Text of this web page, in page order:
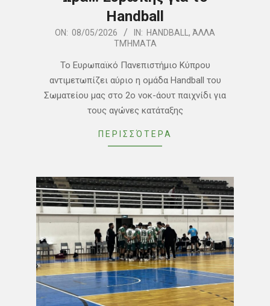
Handball
2026-ON: 08/05/2026 IN: HANDBALL, ΆΛΛΑ
ΤΜΉΜΑΤΑ
Το Ευρωπαϊκό Πανεπιστήμιο Κύπρου
αντιμετωπίζει αύριο η ομάδα Handball του
Σωματείου μας στο 2ο νοκ-άουτ παιχνίδι για
τους αγώνες κατάταξης
ΠΕΡΙΣΣΌΤΕΡΑ